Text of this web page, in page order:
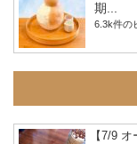
期...
6.3k件の
【7/9